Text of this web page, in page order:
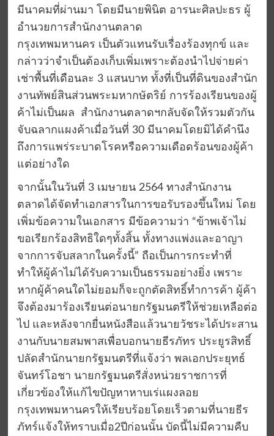
มีนาคมที่ผ่านมา โดยมีนายพินิต อารนะศิลปะธร ผู้
อำนวยการสำนักงานตลาด
กรุงเทพมหานคร เป็นตัวแทนรับเรื่องร้องทุกข์ และ
กล่าวว่าจำเป็นต้องเก็บเพิ่มเพราะต้องนำไปจ่ายค่า
เช่าพื้นที่เดือนละ 3 แสนบาท ทั้งที่เป็นที่ดินของสำนัก
งานทัพย์สินส่วนพระมหากษัตริย์ การร้องเรียนของผู้
ค้าไม่เป็นผล สำนักงานตลาดฯกลับจัดให้รวมตัวกัน
จับฉลากแผงค้าเมื่อวันที่ 30 มีนาคมโดยมิได้คำนึง
ถึงการแพร่ระบาดโรคหรือความเดือดร้อนของผู้ค้า
แต่อย่างใด
จากนั้นในวันที่ 3 เมษายน 2564 ทางสำนักงาน
ตลาดได้จัดทำเอกสารในการขอรับรองขึ้นใหม่ โดย
เพิ่มข้อความในเอกสาร มีข้อความว่า “ข้าพเจ้าไม่
ขอเรียกร้องสิทธิใดๆทั้งสิ้น ทั้งทางแพ่งและอาญา
จากการจับสลากในครั้งนี้” ถือเป็นการกระทำที่
ทำให้ผู้ค้าไม่ได้รับความเป็นธรรมอย่างยิ่ง เพราะ
หากผู้ค้าคนใดไม่ยอมก็จะถูกตัดสิทธิ์ทำการค้า ผู้ค้า
จึงต้องมาร้องเรียนต่อนายกรัฐมนตรีให้ช่วยเหลือต่อ
ไป และหลังจากยื่นหนังสือแล้วนายวัชระได้ประสาน
งานกับนายสมพาสเพื่อบอกนายธีรภัทร ประยูรสิทธิ์
ปลัดสำนักนายกรัฐมนตรีที่แจ้งว่า พลเอกประยุทธ์
จันทร์โอชา นายกรัฐมนตรีสั่งหน่วยราชการที่
เกี่ยวข้องให้แก้ไขปัญหาหาบเร่แผงลอย
กรุงเทพมหานครให้เรียบร้อยโดยเร็วตามที่นายธีร
ภัทร์แจ้งให้ทราบเมื่อ2ปีก่อนนั้น บัดนี้ไม่มีความคืบ